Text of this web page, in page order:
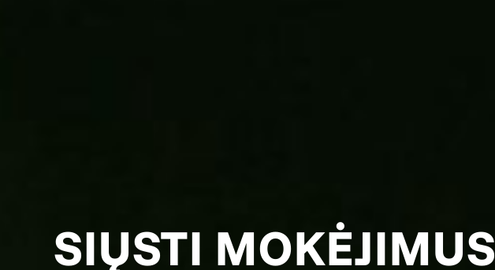
SIŲSTI MOKĖJIMUS